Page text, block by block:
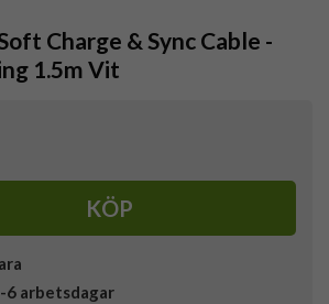
Charge & Sync Cable -
1.5m Vit
KÖP
6 arbetsdagar